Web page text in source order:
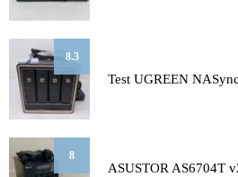
8.3
Test UGREEN
8
ASUSTOR AS6704T